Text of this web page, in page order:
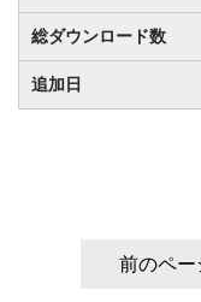
総ダウンロード数
追加日
前のペー